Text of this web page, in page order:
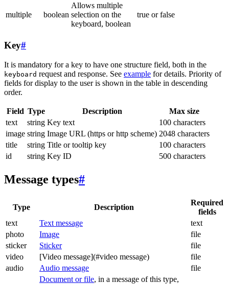
multiple boolean
Allows multiple
selection on the
keyboard, boolean
true or false
Key#
It is mandatory for a key to have one structure field, both in the
keyboard request and response. See example for details. Priority of
fields for display to the user is shown in the table in descending
order.
Field Type Description
Max size
text
string Key text
100 characters
image string Image URL (https or http scheme) 2048 characters
title
string Title or tooltip key
100 characters
id
string Key ID 500 characters
Message types#
Type Description
Required
fields
text
Text message
text
photo
Image
file
sticker
Sticker
file
video
[Video message](#video message)
file
audio
Audio message file
Document or file, in a message of this type,